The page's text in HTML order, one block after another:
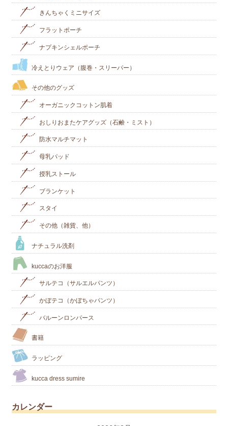
きんちゃくミニサイズ
フラットポーチ
ナプキンシェルポーチ
冷えとりウェア（腹巻・スリーパー）
その他のグッズ
オーガニックコットン肌着
おしりおまたケアグッズ（石鹸・ミスト）
防水マルチマット
母乳パッド
授乳ストール
ブランケット
スタイ
その他（雑貨、他）
ナチュラル洗剤
kuccaのお洋服
サルテコ（サルエルパンツ）
かぼテコ（かぼちゃパンツ）
バルーンロンパース
書籍
ラッピング
kucca dress sumire
カレンダー